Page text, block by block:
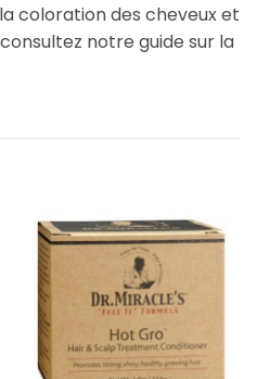
coloration des cheveux et
notre guide sur la